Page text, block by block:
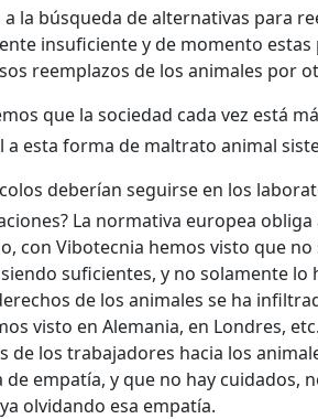
la búsqueda de alternativas para
insuficiente y de momento
reemplazos de los animales por
que la sociedad cada vez está
esta forma de maltrato animal
deberían seguirse en los
La normativa europea
con Vibotecnia hemos visto que
suficientes, y no solamente lo
de los animales se ha
visto en Alemania, en Londres,
de los trabajadores hacia los
empatía, y que no hay cuidados,
olvidando esa empatía.